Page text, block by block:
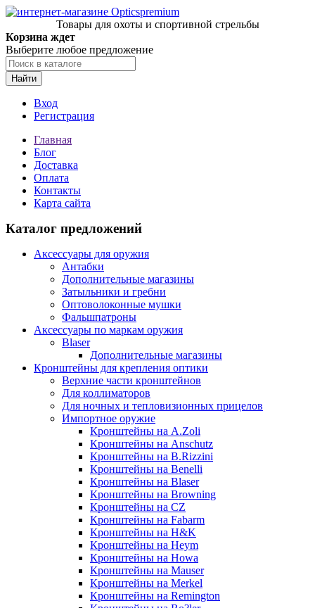
Товары для охоты и спортивной стрельбы
Корзина ждет
Выберите любое предложение
Найти
Вход
Регистрация
Главная
Блог
Доставка
Оплата
Контакты
Карта сайта
Каталог предложений
Аксессуары для оружия
Антабки
Дополнительные магазины
Затыльники и гребни
Оптоволоконные мушки
Фальшпатроны
Аксессуары по маркам оружия
Blaser
Дополнительные магазины
Кронштейны для крепления оптики
Верхние части кронштейнов
Для коллиматоров
Для ночных и тепловизионных прицелов
Импортное оружие
Кронштейны на A.Zoli
Кронштейны на Anschutz
Кронштейны на B.Rizzini
Кронштейны на Benelli
Кронштейны на Blaser
Кронштейны на Browning
Кронштейны на CZ
Кронштейны на Fabarm
Кронштейны на H&K
Кронштейны на Heym
Кронштейны на Howa
Кронштейны на Mauser
Кронштейны на Merkel
Кронштейны на Remington